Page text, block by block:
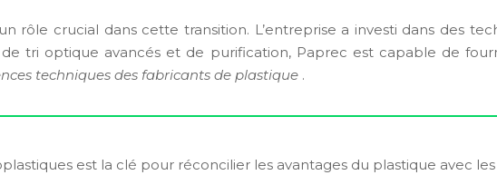
rôle crucial dans cette transition. L’entreprise a investi dans des
tri optique avancés et de purification, Paprec est capable de
techniques des fabricants de plastique .
est la clé pour réconcilier les avantages du plastique avec